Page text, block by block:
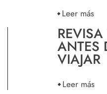
Leer más
ANTES
VIAJAR
Leer más